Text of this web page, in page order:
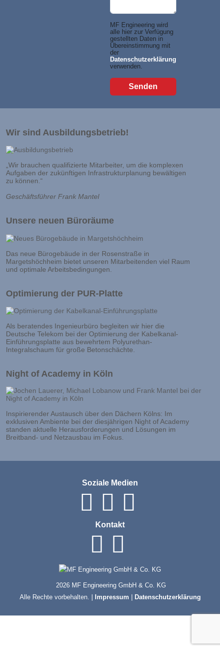
MF Engineering wird
alle hier zur Verfügung
gestellten Daten in
Übereinstimmung mit
der
Datenschutzerklärung
verwenden.
Wir sind Ausbildungsbetrieb!
„Wir brauchen qualifizierte Mitarbeiter, um die komplexen
Aufgaben der zukünftigen Infrastrukturplanung bewältigen
zu können.“
Geschäftsführer Frank Mantel
Unsere neuen Büroräume
Das neue Bürogebäude in der Rosenstraße in
Margetshöchheim bietet unseren Mitarbeitenden viel Raum
und optimale Arbeitsbedingungen.
Optimierung der PUR-Platte
Als beratendes Ingenieurbüro begleiten wir hier die
Deutsche Telekom bei der Optimierung der Kabelkanal-
Einführungsplatte aus bewehrtem Polyurethan-
Integralschaum für große Betonschächte.
Night of Academy in Köln
Inspirierender Austausch über den Dächern Kölns: Im
exklusiven Ambiente bei der diesjährigen Night of Academy
standen aktuelle Herausforderungen und Lösungen im
Breitband- und Netzausbau im Fokus.
Soziale Medien
Kontakt
2026 MF Engineering GmbH & Co. KG
Alle Rechte vorbehalten. |
Impressum Datenschutzerklärung